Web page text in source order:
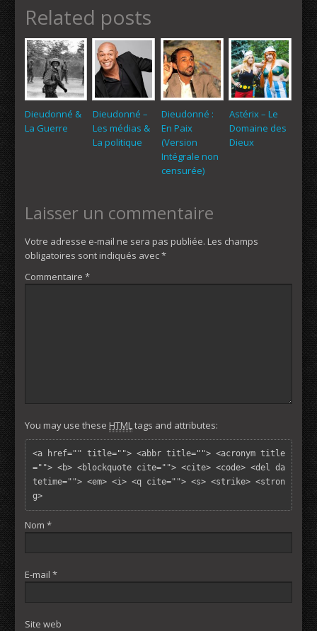
Related posts
Dieudonné &
La Guerre
Dieudonné –
Les médias &
La politique
Dieudonné :
En Paix
(Version
Intégrale non
censurée)
Astérix – Le
Domaine des
Dieux
Laisser un commentaire
Votre adresse e-mail ne sera pas publiée. Les champs
obligatoires sont indiqués avec*
Commentaire *
You may use these HTMLtags and attributes:
<a href="" title=""> <abbr title=""> <acronym title
=""> <b> <blockquote cite=""> <cite> <code> <del da
tetime=""> <em> <i> <q cite=""> <s> <strike> <stron
g>
Nom *
E-mail *
Site web